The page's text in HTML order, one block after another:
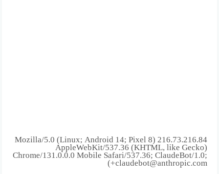
216.73.216.84 Mozilla/5.0 (Linux; Android 14; Pixel 8)
AppleWebKit/537.36 (KHTML, like Gecko)
Chrome/131.0.0.0 Mobile Safari/537.36; ClaudeBot/1.0;
+claudebot@anthropic.com)